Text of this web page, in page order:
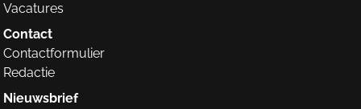
Vacatures
Contact
Contactformulier
Redactie
Nieuwsbrief